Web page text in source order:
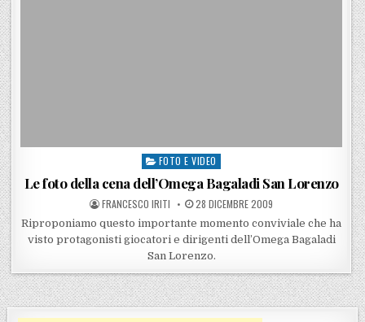
Posted in
FOTO E VIDEO
Le foto della cena dell’Omega Bagaladi San Lorenzo
POSTED BY
FRANCESCO IRITI POSTED ON
28 DICEMBRE 2009
Riproponiamo questo importante momento conviviale che ha
visto protagonisti giocatori e dirigenti dell’Omega Bagaladi
San Lorenzo.